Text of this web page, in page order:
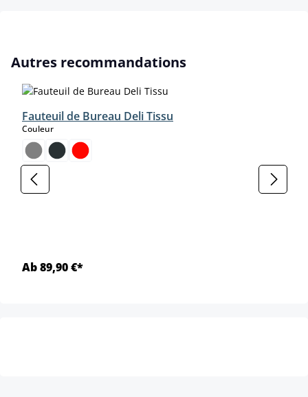
Ignorer la galerie de produits
Autres recommandations
Fauteuil de Bureau Deli Tissu
Couleurselect
Ab 89,90 €*